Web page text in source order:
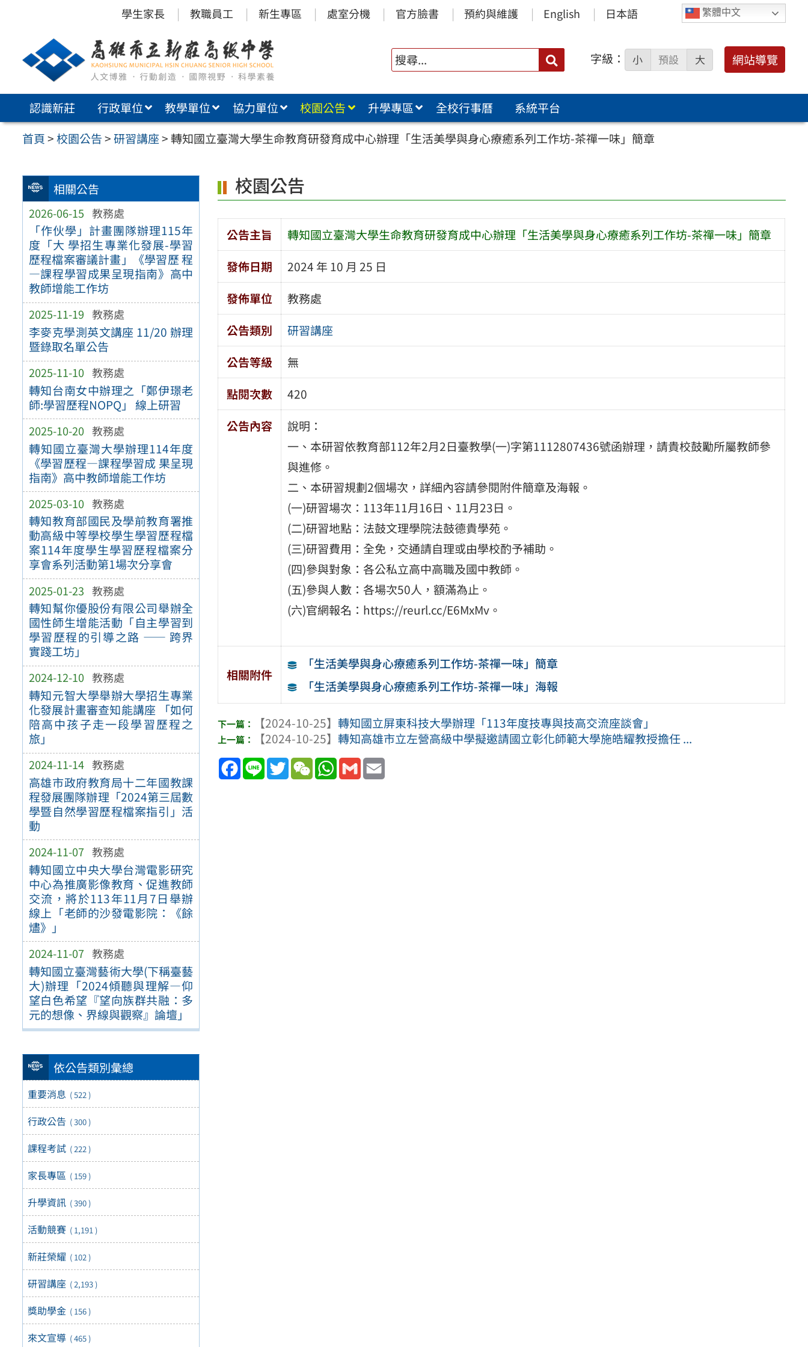
內
繁體中文
學生家長 教職員工 新生專區 處室分機 官方臉書 預約與維護 English 日本語
搜
尋：
字級： 小 預設 大 網站導覽
認識新莊 行政單位 教學單位 協力單位 校園公告 升學專區 全校行事曆
系統平台
首頁>校園公告>研習講座>轉知國立臺灣大學生命教育研發育成中心辦理「生活美學與身心療癒系列工作坊-茶禪一味」簡章
相關公告
2026-06-15 教務處
「作伙學」計畫團隊辦理115年
度「大 學招生專業化發展-學習
歷程檔案審議計畫」《學習歷 程
—課程學習成果呈現指南》高中
教師增能工作坊
2025-11-19 教務處
李麥克學測英文講座 11/20 辦理
暨錄取名單公告
2025-11-10 教務處
轉知台南女中辦理之「鄭伊璟老
師:學習歷程NOPQ」 線上研習
2025-10-20 教務處
轉知國立臺灣大學辦理114年度
《學習歷程—課程學習成 果呈現
指南》高中教師增能工作坊
2025-03-10 教務處
轉知教育部國民及學前教育署推
動高級中等學校學生學習歷程檔
案114年度學生學習歷程檔案分
享會系列活動第1場次分享會
2025-01-23 教務處
轉知幫你優股份有限公司舉辦全
國性師生增能活動「自主學習到
學習歷程的引導之路 —— 跨界
實踐工坊」
2024-12-10 教務處
轉知元智大學舉辦大學招生專業
化發展計畫審查知能講座 「如何
陪高中孩子走一段學習歷程之
旅」
2024-11-14 教務處
高雄市政府教育局十二年國教課
程發展團隊辦理「2024第三屆數
學暨自然學習歷程檔案指引」活
動
2024-11-07 教務處
轉知國立中央大學台灣電影研究
中心為推廣影像教育、促進教師
交流，將於113年11月7日舉辦
線上「老師的沙發電影院：《餘
燼》」
2024-11-07 教務處
轉知國立臺灣藝術大學(下稱臺藝
大)辦理「2024傾聽與理解—仰
望白色希望『望向族群共融：多
元的想像、界線與觀察』論壇」
依公告類別彙總
重要消息 ( 522 )
行政公告 ( 300 )
課程考試 ( 222 )
家長專區 ( 159 )
升學資訊 ( 390 )
活動競賽 ( 1,191 )
新莊榮耀 ( 102 )
研習講座 ( 2,193 )
獎助學金 ( 156 )
來文宣導 ( 465 )
校園公告
公告主旨
轉知國立臺灣大學生命教育研發育成中心辦理「生活美學與身心療癒系列工作坊-茶禪一味」簡章
發佈日期
2024 年 10 月 25 日
發佈單位
教務處
公告類別
研習講座
公告等級
無
點閱次數
420
公告內容
說明：
一、本研習依教育部112年2月2日臺教學(一)字第1112807436號函辦理，請貴校鼓勵所屬教師參
與進修。
二、本研習規劃2個場次，詳細內容請參閱附件簡章及海報。
(一)研習場次：113年11月16日、11月23日。
(二)研習地點：法鼓文理學院法鼓德貴學苑。
(三)研習費用：全免，交通請自理或由學校酌予補助。
(四)參與對象：各公私立高中高職及國中教師。
(五)參與人數：各場次50人，額滿為止。
(六)官網報名：https://reurl.cc/E6MxMv。
相關附件
「生活美學與身心療癒系列工作坊-茶禪一味」簡章
「生活美學與身心療癒系列工作坊-茶禪一味」海報
【2024-10-25】轉知國立屏東科技大學辦理「113年度技專與技高交流座談會」
【2024-10-25】轉知高雄市立左營高級中學擬邀請國立彰化師範大學施皓耀教授擔任 ...
Facebook
Line TwitterWeChatWhatsApp
Gmail